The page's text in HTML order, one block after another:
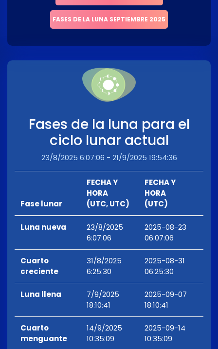
FASES DE LA LUNA SEPTIEMBRE 2025
Fases de la luna para el
ciclo lunar actual
23/8/2025 6:07:06 - 21/9/2025 19:54:36
Fase lunar
FECHA Y
HORA
(UTC, UTC)
FECHA Y
HORA
(UTC)
Luna nueva
23/8/2025
6:07:06
2025-08-23
06:07:06
Cuarto
creciente
31/8/2025
6:25:30
2025-08-31
06:25:30
Luna llena
7/9/2025
18:10:41
2025-09-07
18:10:41
Cuarto
menguante
14/9/2025
10:35:09
2025-09-14
10:35:09